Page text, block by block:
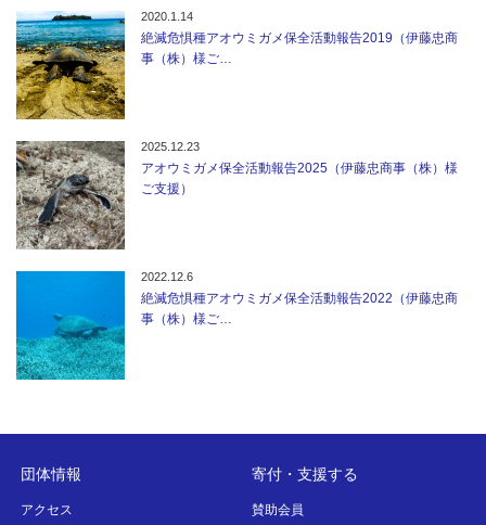
2020.1.14
絶滅危惧種アオウミガメ保全活動報告2019（伊藤忠商
事（株）様ご…
2025.12.23
アオウミガメ保全活動報告2025（伊藤忠商事（株）様
ご支援）
2022.12.6
絶滅危惧種アオウミガメ保全活動報告2022（伊藤忠商
事（株）様ご…
団体情報
アクセス
寄付・支援する
賛助会員